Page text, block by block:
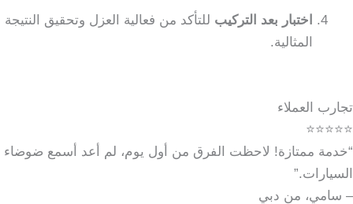
اختبار بعد التركيب للتأكد من فعالية العزل وتحقيق النتيجة
المثالية.
تجارب العملاء
⭐⭐⭐⭐⭐
“خدمة ممتازة! لاحظت الفرق من أول يوم، لم أعد أسمع ضوضاء
السيارات.”
– سامي، من دبي